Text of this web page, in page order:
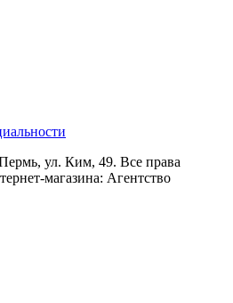
ул. Ким, 49. Все права
магазина: Агентство